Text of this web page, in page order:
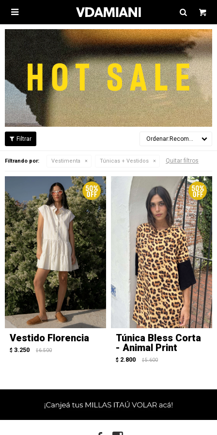

Recomendados
Filtrando por: Vestimenta Túnicas + Vestidos Quitar filtros
Vestido Florencia
$ 3.250 $ 6.500
Túnica Bless Corta
- Animal Print
$ 2.800 $ 5.600